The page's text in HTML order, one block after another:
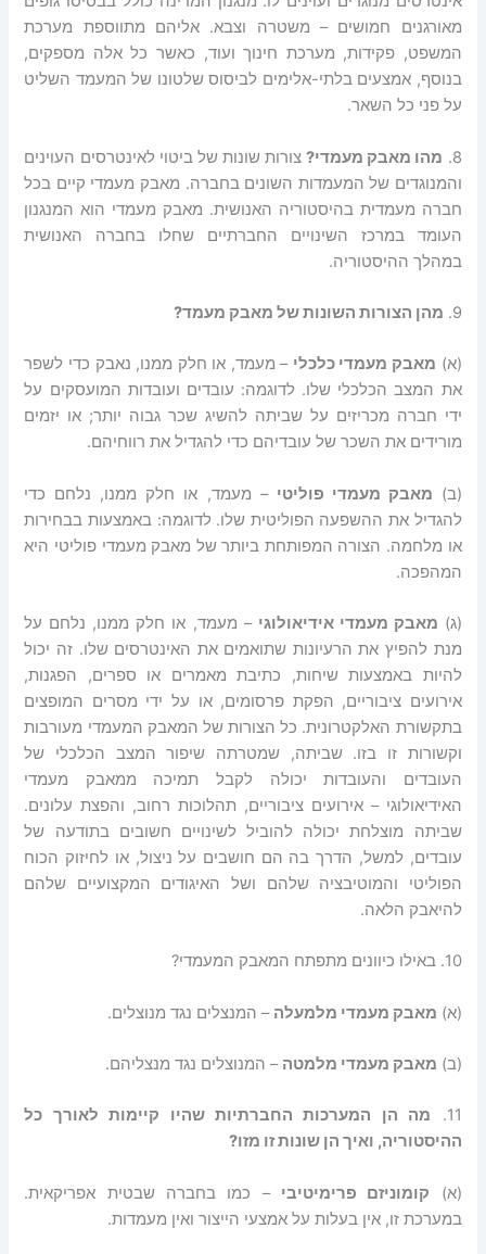
מאורגנים חמושים – משטרה וצבא. אליהם מתווספת מערכת
המשפט, פקידות, מערכת חינוך ועוד, כאשר כל אלה מספקים,
בנוסף, אמצעים בלתי-אלימים לביסוס שלטונו של המעמד השליט
על פני כל השאר.
8. מהו מאבק מעמדי?צורות שונות של ביטוי לאינטרסים העוינים
והמנוגדים של המעמדות השונים בחברה. מאבק מעמדי קיים בכל
חברה מעמדית בהיסטוריה האנושית. מאבק מעמדי הוא המנגנון
העומד במרכז השינויים החברתיים שחלו בחברה האנושית
במהלך ההיסטוריה.
9. מהן הצורות השונותשל מאבק מעמד?
(א) מאבק מעמדי כלכלי – מעמד, או חלק ממנו, נאבק כדי לשפר
את המצב הכלכלי שלו. לדוגמה: עובדים ועובדות המועסקים על
ידי חברה מכריזים על שביתה להשיג שכר גבוה יותר; או יזמים
מורידים את השכר של עובדיהם כדי להגדיל את רווחיהם.
(ב) מאבק מעמדי פוליטי – מעמד, או חלק ממנו, נלחם כדי
להגדיל את ההשפעה הפוליטית שלו. לדוגמה: באמצעות בבחירות
או מלחמה. הצורה המפותחת ביותר של מאבק מעמדי פוליטי היא
המהפכה.
(ג) מאבק מעמדי אידיאולוגי – מעמד, או חלק ממנו, נלחם על
מנת להפיץ את הרעיונות שתואמים את האינטרסים שלו. זה יכול
להיות באמצעות שיחות, כתיבת מאמרים או ספרים, הפגנות,
אירועים ציבוריים, הפקת פרסומים, או על ידי מסרים המופצים
בתקשורת האלקטרונית. כל הצורות של המאבק המעמדי מעורבות
וקשורות זו בזו. שביתה, שמטרתה שיפור המצב הכלכלי של
העובדים והעובדות יכולה לקבל תמיכה ממאבק מעמדי
האידיאולוגי – אירועים ציבוריים, תהלוכות רחוב, והפצת עלונים.
שביתה מוצלחת יכולה להוביל לשינויים חשובים בתודעה של
עובדים, למשל, הדרך בה הם חושבים על ניצול, או לחיזוק הכוח
הפוליטי והמוטיבציה שלהם ושל האיגודים המקצועיים שלהם
להיאבק הלאה.
10. באילו כיוונים מתפתח המאבק המעמדי?
(א) מאבק מעמדי מלמעלה – המנצלים נגד מנוצלים.
(ב) מאבק מעמדי מלמטה – המנוצלים נגד מנצליהם.
11. מה הן המערכות החברתיות שהיו קיימות לאורך כל
ההיסטוריה, ואיך הן שונותזו מזו?
(א) קומוניזם פרימיטיבי – כמו בחברה שבטית אפריקאית.
במערכת זו, אין בעלות על אמצעי הייצור ואין מעמדות.